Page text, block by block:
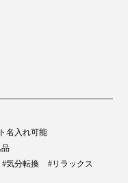
名入れ可能
品
#気分転換
#リラックス